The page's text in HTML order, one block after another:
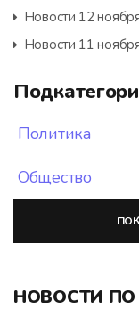
Новости 12
Новости 11
Политика
Общество
НОВОСТИ ПО